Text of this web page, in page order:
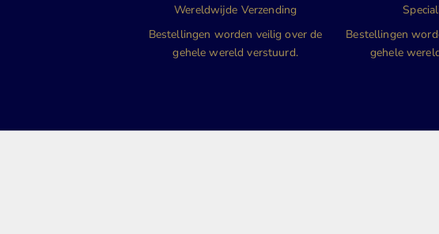
Wereldwijde Verzending
Bestellingen worden veilig over de
gehele wereld verstuurd.
Bestellingen
gehele